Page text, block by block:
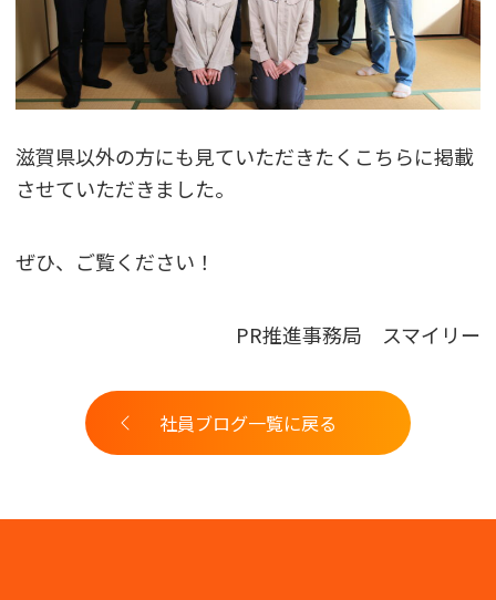
滋賀県以外の方にも見ていただきたくこちらに掲載
させていただきました。
ぜひ、ご覧ください！
PR推進事務局 スマイリー
社員ブログ一覧に戻る